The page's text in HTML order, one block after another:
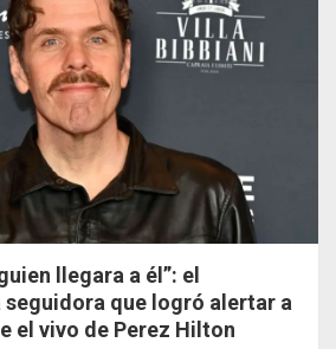
llegara a él”: el
que logró alertar a
el vivo de Perez Hilton